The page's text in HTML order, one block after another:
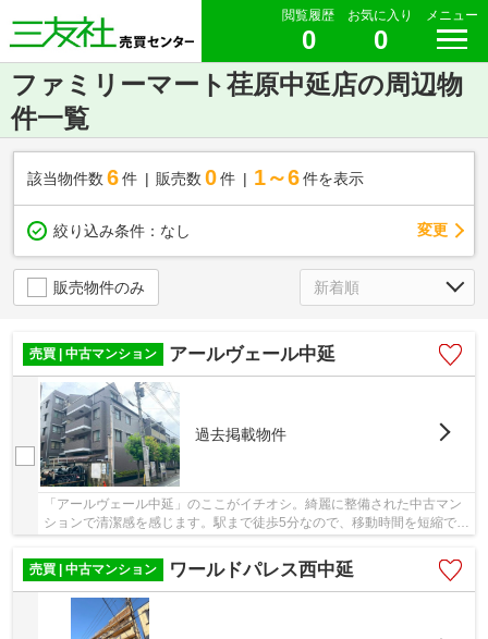
閲覧履歴
0
お気に入り
0
メニュー
ファミリーマート荏原中延店の周辺物
件一覧
該当物件数 6件 販売数 0 件 1～6 件を表示
絞り込み条件： なし 変更
販売物件のみ
売買 | 中古マンション アールヴェール中延
過去掲載物件
「アールヴェール中延」のここがイチオシ。綺麗に整備された中古マン
ションで清潔感を感じます。駅まで徒歩5分なので、移動時間を短縮でき
売買 | 中古マンション
ワールドパレス西中延